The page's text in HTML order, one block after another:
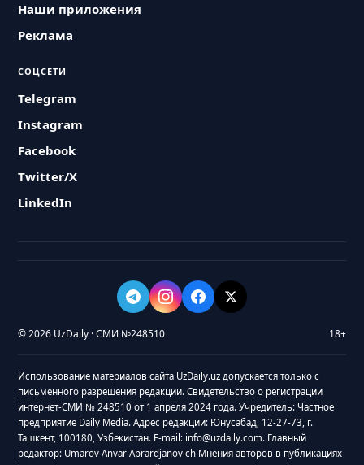
Наши приложения
Реклама
СОЦСЕТИ
Telegram
Instagram
Facebook
Twitter/X
LinkedIn
© 2026 UzDaily · СМИ №248510 18+
Использование материалов сайта UzDaily.uz допускается только с
письменного разрешения редакции. Свидетельство о регистрации
интернет-СМИ № 248510 от 1 апреля 2024 года. Учредитель: Частное
предприятие Daily Media. Адрес редакции: Юнусабад, 12-27-73, г.
Ташкент, 100180, Узбекистан. E-mail: info@uzdaily.com. Главный
редактор: Umarov Anvar Abrardjanovich Мнения авторов в публикациях